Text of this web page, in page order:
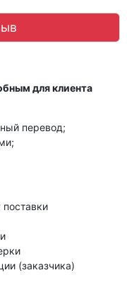
для клиента
перевод;
поставки
(заказчика)